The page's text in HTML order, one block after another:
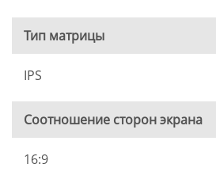
Тип матрицы
IPS
Соотношение сторон экрана
16:9